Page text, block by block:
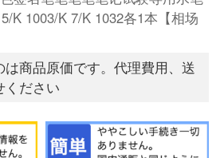
K 1003/K 7/K 1032各1本【相场
は商品原価です。代理費用、送
ください